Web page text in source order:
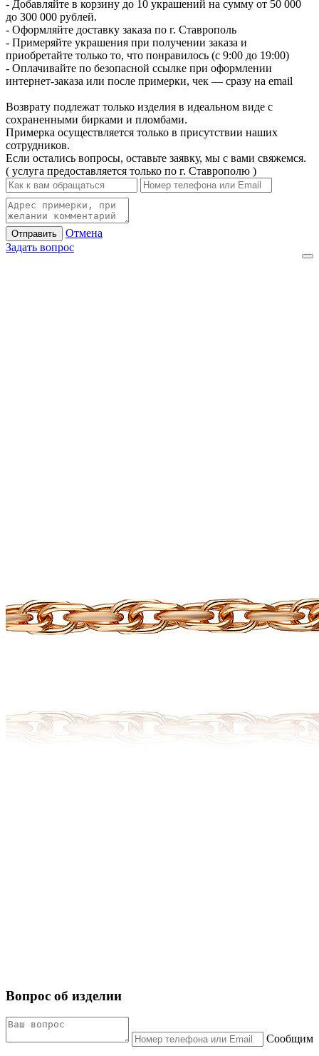
- Добавляйте в корзину до 10 украшений на сумму от 50 000
до 300 000 рублей.
- Оформляйте доставку заказа по г. Ставрополь
- Примеряйте украшения при получении заказа и
приобретайте только то, что понравилось (с 9:00 до 19:00)
- Оплачивайте по безопасной ссылке при оформлении
интернет-заказа или после примерки, чек — сразу на email
Возврату подлежат только изделия в идеальном виде с
сохраненными бирками и пломбами.
Примерка осуществляется только в присутствии наших
сотрудников.
Если остались вопросы, оставьте заявку, мы с вами свяжемся.
( услуга предоставляется только по г. Ставрополю )
Отправить
Отмена
Задать вопрос
Вопрос об изделии
Сообщим